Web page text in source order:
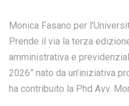
Monica Fasano per
Prende il via la terza
amministrativa e
2026” nato da un’iniziativa
ha contribuito la Phd Avv.